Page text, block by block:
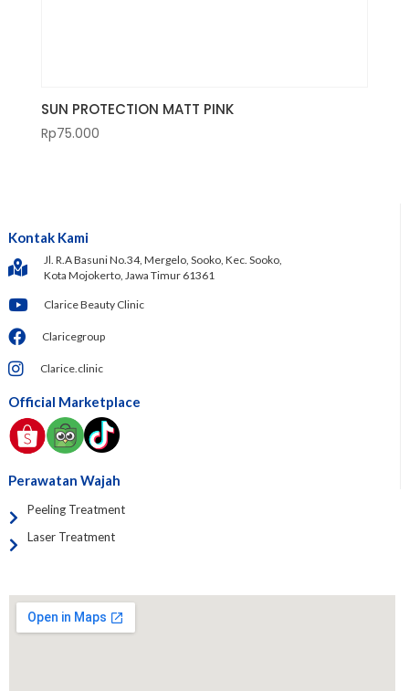
SUN PROTECTION MATT PINK
Rp75.000
Kontak Kami
Jl. R.A Basuni No.34, Mergelo, Sooko, Kec. Sooko,
Kota Mojokerto, Jawa Timur 61361
Clarice Beauty Clinic
Claricegroup
Clarice.clinic
Official Marketplace
Perawatan Wajah
Peeling Treatment
Laser Treatment